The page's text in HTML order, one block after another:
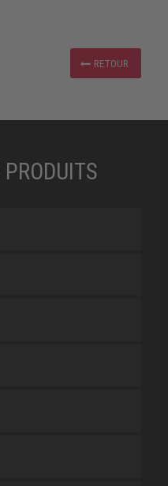
RETOUR
PRODUITS